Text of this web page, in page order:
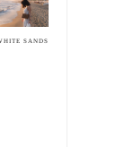
SANDS